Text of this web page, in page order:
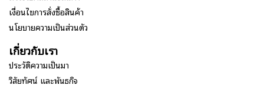
เงื่อนไขการสั่งซื้อสินค้า
นโยบายความเป็นส่วนตัว
เกี่ยวกับเรา
ประวัติความเป็นมา
วิสัยทัศน์ และพันธกิจ